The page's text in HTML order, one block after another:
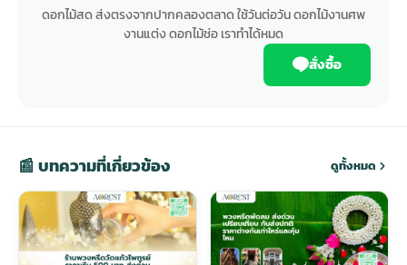
ดอกไม้สด ส่งตรงจากปากคลองตลาด ใช้วันต่อวัน ดอกไม้งานศพ
งานแต่ง ดอกไม้ช่อ เราทำได้หมด
สั่งซื้อ
📰 บทความที่เกี่ยวข้อง ดูทั้งหมด